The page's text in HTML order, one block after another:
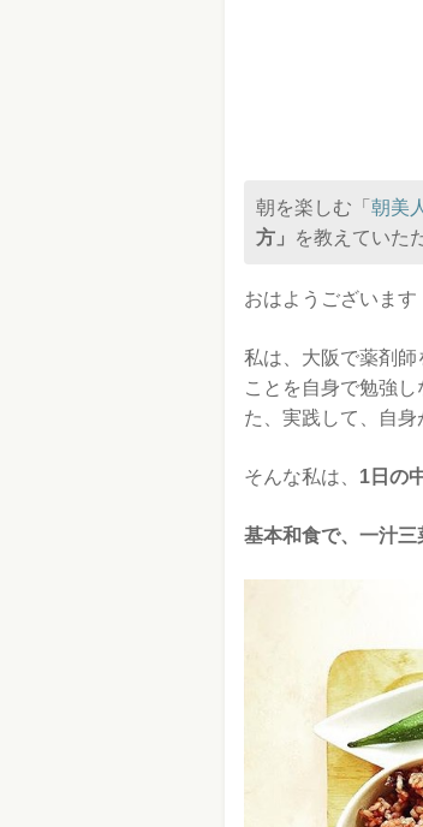
朝を楽しむ「 朝美
方」
を教えていた
おはようございます
私は、大阪で薬剤師
ことを自身で勉強
た、実践して、自身
そんな私は、 1日の
基本和食で、一汁三